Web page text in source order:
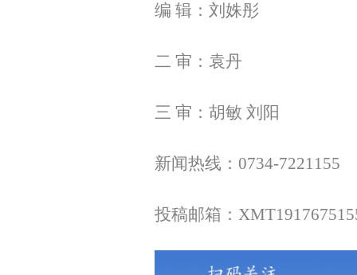
编 辑：刘姝彤
二 审：袁丹
三 审：胡敏 刘阳
新闻热线：0734-7221155
投稿邮箱：XMT